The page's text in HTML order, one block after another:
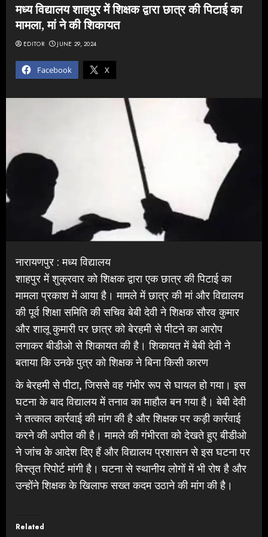
मध्य विद्यालय शाहपुर में शिक्षक द्वारा छात्र की पिटाई का
मामला, मां ने की शिकायत
Facebook X
EDITOR JUNE 29, 2024
नारायणपुर : मध्य विद्यालय
शाहपुर में शुक्रवार को शिक्षक द्वारा एक छात्र की पिटाई का
मामला प्रकाश में आया है। मामले में छात्र की मां और विद्यालय
की पूर्व शिक्षा समिति की सचिव बेबी देवी ने शिक्षक सौरव कुमार
और शालू कुमारी पर छात्र को बेरहमी से पीटने का आरोप
लगाकर बीडीओ से शिकायत की है। शिकायत में बेबी देवी ने
बताया कि उनके पुत्र को शिक्षक ने बिना किसी कारण
के बेरहमी से पीटा, जिससे वह गंभीर रूप से घायल हो गया। इस
घटना के बाद विद्यालय में तनाव का माहौल बन गया है। बेबी देवी
ने तत्काल कार्रवाई की मांग की है और शिक्षक पर कड़ी कार्रवाई
करने की अपील की है। मामले की गंभीरता को देखते हुए बीडीओ
ने जांच के आदेश दिए हैं और विद्यालय प्रशासन से इस घटना पर
विस्तृत रिपोर्ट मांगी है। घटना से स्थानीय लोगों में भी रोष है और
उन्होंने शिक्षक के खिलाफ सख्त कदम उठाने की मांग की है।
Related